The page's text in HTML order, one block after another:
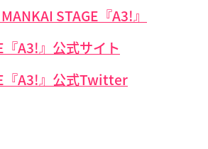
STAGE『A3!』
『A3!』公式サイト
『A3!』公式Twitter